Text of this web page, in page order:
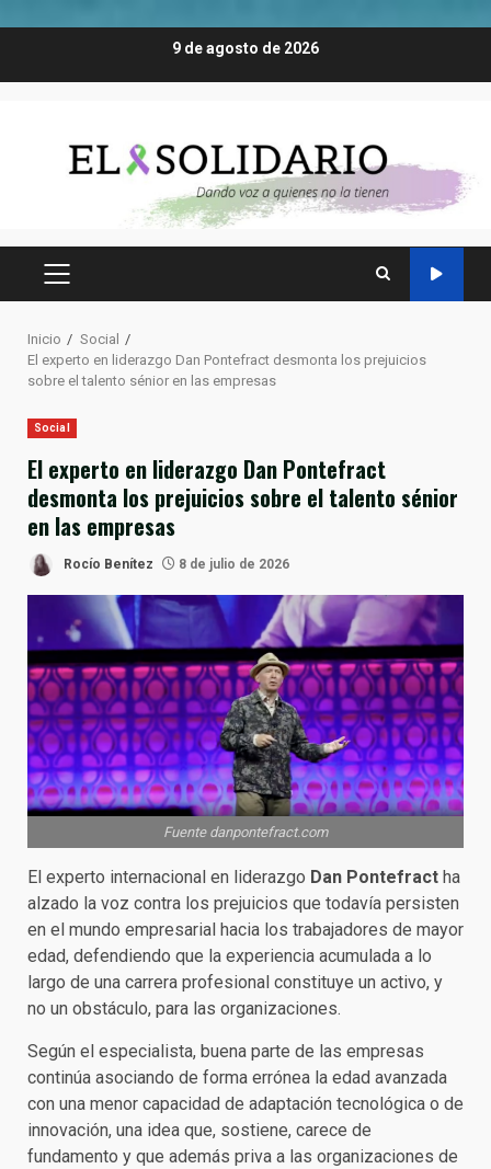
9 de agosto de 2026
MENÚ
Inicio
Social
El experto en liderazgo Dan Pontefract desmonta los prejuicios
sobre el talento sénior en las empresas
Social
El experto en liderazgo Dan Pontefract
desmonta los prejuicios sobre el talento sénior
en las empresas
Rocío Benítez 8 de julio de 2026
Fuente danpontefract.com
El experto internacional en liderazgo Dan Pontefract ha
alzado la voz contra los prejuicios que todavía persisten
en el mundo empresarial hacia los trabajadores de mayor
edad, defendiendo que la experiencia acumulada a lo
largo de una carrera profesional constituye un activo, y
no un obstáculo, para las organizaciones.
Según el especialista, buena parte de las empresas
continúa asociando de forma errónea la edad avanzada
con una menor capacidad de adaptación tecnológica o de
innovación, una idea que, sostiene, carece de
fundamento y que además priva a las organizaciones de